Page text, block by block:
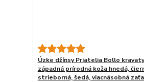
Úzke džínsy Priatelia Bollo
západná prírodná koža hnedá,
strieborná, šedá, viacnásobná